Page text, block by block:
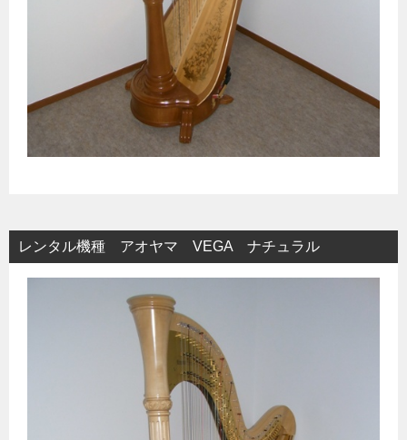
レンタル機種 アオヤマ VEGA ナチュラル